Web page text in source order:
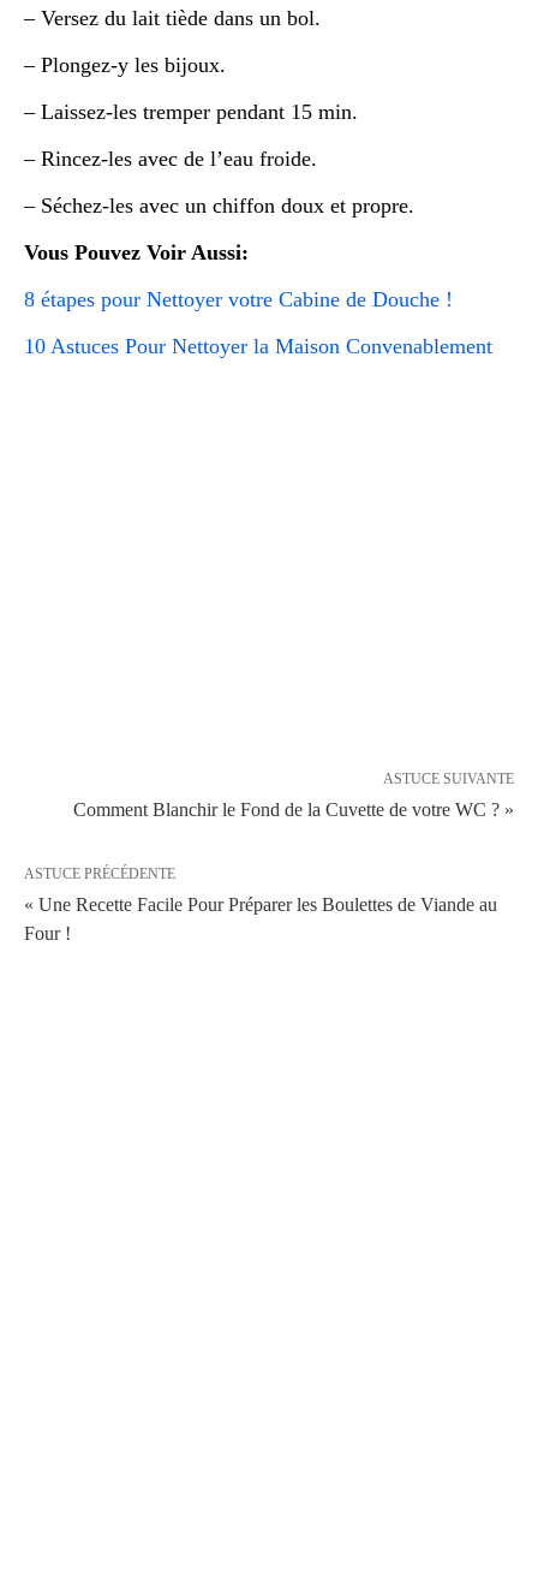
– Versez du lait tiède dans un bol.
– Plongez-y les bijoux.
– Laissez-les tremper pendant 15 min.
– Rincez-les avec de l’eau froide.
– Séchez-les avec un chiffon doux et propre.
Vous Pouvez Voir Aussi:
8 étapes pour Nettoyer votre Cabine de Douche !
10 Astuces Pour Nettoyer la Maison Convenablement
ASTUCE SUIVANTE
Comment Blanchir le Fond de la Cuvette de votre WC ? »
ASTUCE PRÉCÉDENTE
« Une Recette Facile Pour Préparer les Boulettes de Viande au
Four !